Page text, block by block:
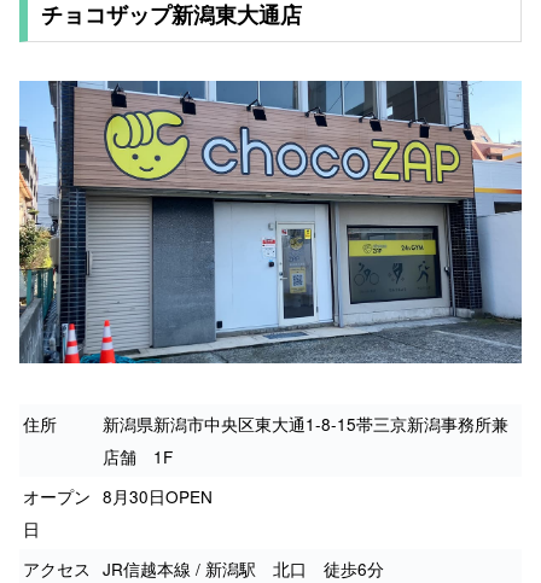
チョコザップ新潟東大通店
住所
新潟県新潟市中央区東大通1-8-15帯三京新潟事務所兼
店舗 1F
オープン
日
8月30日OPEN
アクセス JR信越本線 / 新潟駅 北口 徒歩6分